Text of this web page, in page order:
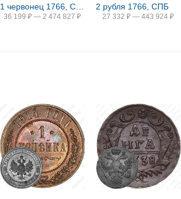
1 червонец 1766, СПБ-TI
36 199 ₽ — 2 474 827 ₽
2 рубля 1766, СПБ
27 332 ₽ — 443 924 ₽